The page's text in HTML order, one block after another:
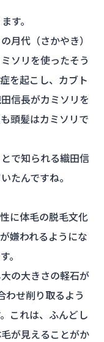
す。
月代（さかやき）
ソリを使ったそう
を起こし、カブト
信長がカミソリを
頭髪はカミソリで
で知られる織田信
たんですね。
に体毛の脱毛文化
嫌われるようにな
。
の大きさの軽石が
わせ削り取るよう
これは、ふんどし
が見えることがか